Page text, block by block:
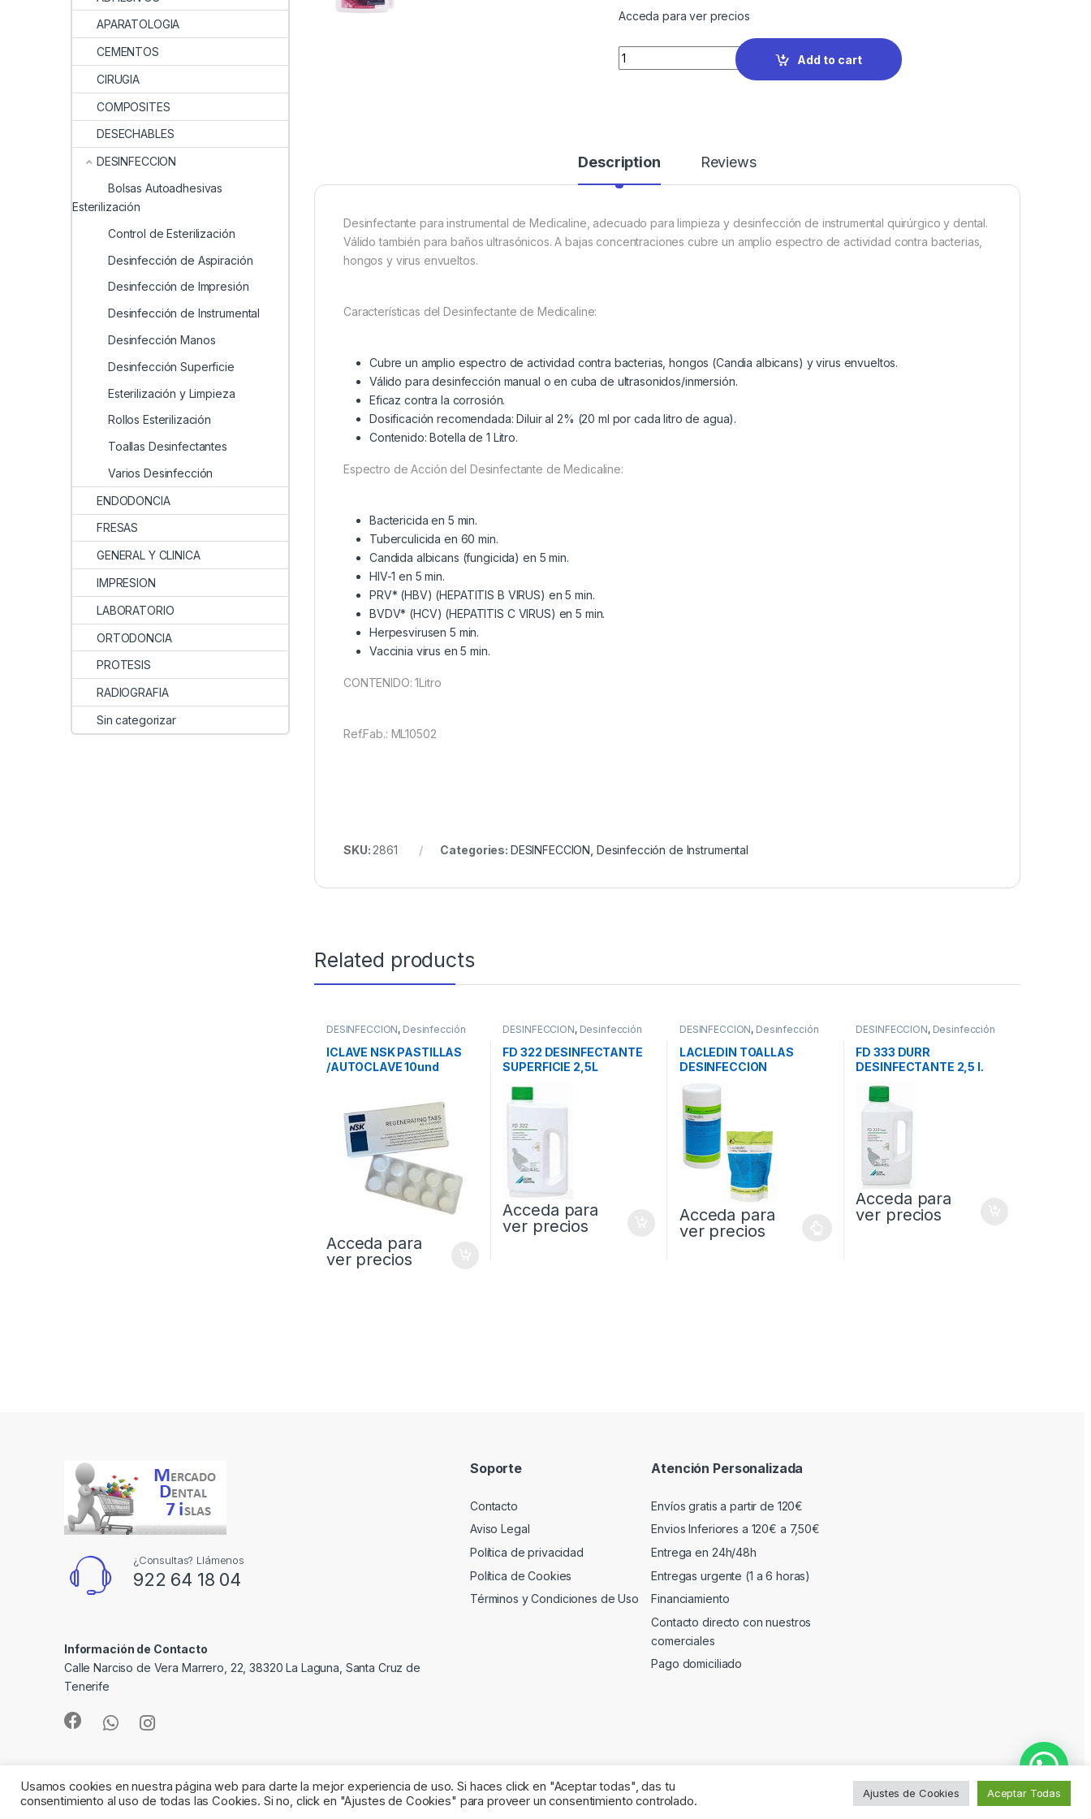
Acceda para ver precios
Quantity
Add to cart
Description Reviews
Desinfectante para instrumental de Medicaline, adecuado para limpieza y desinfección de instrumental quirúrgico y dental.
Válido también para baños ultrasónicos. A bajas concentraciones cubre un amplio espectro de actividad contra bacterias,
hongos y virus envueltos.
Características del Desinfectante de Medicaline:
Cubre un amplio espectro de actividad contra bacterias, hongos (Candia albicans) y virus envueltos.
Válido para desinfección manual o en cuba de ultrasonidos/inmersión.
Eficaz contra la corrosión.
Dosificación recomendada: Diluir al 2% (20 ml por cada litro de agua).
Contenido: Botella de 1 Litro.
Espectro de Acción del Desinfectante de Medicaline:
Bactericida en 5 min.
Tuberculicida en 60 min.
Candida albicans (fungicida) en 5 min.
HIV-1 en 5 min.
PRV* (HBV) (HEPATITIS B VIRUS) en 5 min.
BVDV* (HCV) (HEPATITIS C VIRUS) en 5 min.
Herpesvirusen 5 min.
Vaccinia virus en 5 min.
CONTENIDO: 1Litro
Ref.Fab.: ML10502
SKU: 2861 Categories: DESINFECCION Desinfección de Instrumental
Related products
DESINFECCION, Desinfección
ICLAVE NSK PASTILLAS
/AUTOCLAVE 10und
Acceda para
ver precios
DESINFECCION, Desinfección
FD 322 DESINFECTANTE
SUPERFICIE 2,5L
Acceda para
ver precios
DESINFECCION, Desinfección
LACLEDIN TOALLAS
DESINFECCION
Acceda para
ver precios
DESINFECCION, Desinfección
FD 333 DURR
DESINFECTANTE 2,5 l.
Acceda para
ver precios
APARATOLOGIA
CEMENTOS
CIRUGIA
COMPOSITES
DESECHABLES
DESINFECCION
Bolsas Autoadhesivas
Esterilización
Control de Esterilización
Desinfección de Aspiración
Desinfección de Impresión
Desinfección de Instrumental
Desinfección Manos
Desinfección Superficie
Esterilización y Limpieza
Rollos Esterilización
Toallas Desinfectantes
Varios Desinfección
ENDODONCIA
FRESAS
GENERAL Y CLINICA
IMPRESION
LABORATORIO
ORTODONCIA
PROTESIS
RADIOGRAFIA
Sin categorizar
¿Consultas? Llámenos
922 64 18 04
Información de Contacto
Calle Narciso de Vera Marrero, 22, 38320 La Laguna, Santa Cruz de
Tenerife
Soporte
Contacto
Aviso Legal
Política de privacidad
Política de Cookies
Términos y Condiciones de Uso
Atención Personalizada
Envíos gratis a partir de 120€
Envios Inferiores a 120€ a 7,50€
Entrega en 24h/48h
Entregas urgente (1 a 6 horas)
Financiamiento
Contacto directo con nuestros
comerciales
Pago domiciliado
©Mercado Dental 7 Islas - All Rights Reserved
Usamos cookies en nuestra página web para darte la mejor experiencia de uso. Si haces click en "Aceptar todas", das tu
consentimiento al uso de todas las Cookies. Si no, click en "Ajustes de Cookies" para proveer un consentimiento controlado.
Ajustes de Cookies Aceptar Todas